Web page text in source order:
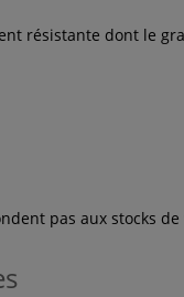
résistante dont le
pas aux stocks de